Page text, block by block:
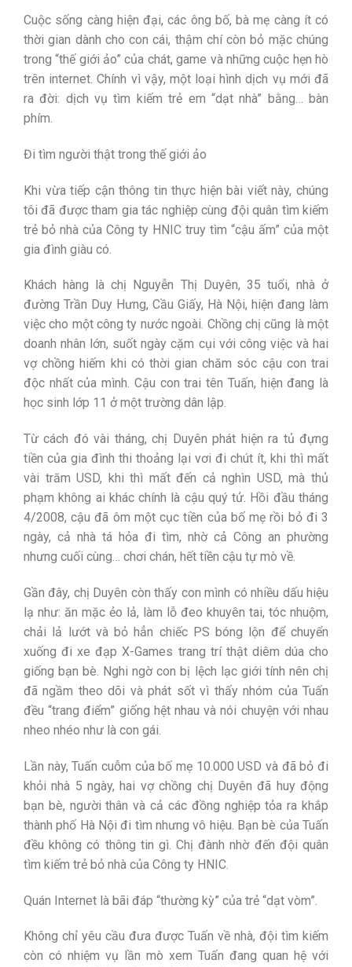
Cuộc sống càng hiện đại, các ông bố, bà mẹ càng ít có
thời gian dành cho con cái, thậm chí còn bỏ mặc chúng
trong “thế giới ảo” của chát, game và những cuộc hẹn hò
trên internet. Chính vì vậy, một loại hình dịch vụ mới đã
ra đời: dịch vụ tìm kiếm trẻ em “dạt nhà” bằng… bàn
phím.
Đi tìm người thật trong thế giới ảo
Khi vừa tiếp cận thông tin thực hiện bài viết này, chúng
tôi đã được tham gia tác nghiệp cùng đội quân tìm kiếm
trẻ bỏ nhà của Công ty HNIC truy tìm “cậu ấm” của một
gia đình giàu có.
Khách hàng là chị Nguyễn Thị Duyên, 35 tuổi, nhà ở
đường Trần Duy Hưng, Cầu Giấy, Hà Nội, hiện đang làm
việc cho một công ty nước ngoài. Chồng chị cũng là một
doanh nhân lớn, suốt ngày cặm cụi với công việc và hai
vợ chồng hiếm khi có thời gian chăm sóc cậu con trai
độc nhất của mình. Cậu con trai tên Tuấn, hiện đang là
học sinh lớp 11 ở một trường dân lập.
Từ cách đó vài tháng, chị Duyên phát hiện ra tủ đựng
tiền của gia đình thi thoảng lại vơi đi chút ít, khi thì mất
vài trăm USD, khi thì mất đến cả nghìn USD, mà thủ
phạm không ai khác chính là cậu quý tử. Hồi đầu tháng
4/2008, cậu đã ôm một cục tiền của bố mẹ rồi bỏ đi 3
ngày, cả nhà tá hỏa đi tìm, nhờ cả Công an phường
nhưng cuối cùng… chơi chán, hết tiền cậu tự mò về.
Gần đây, chị Duyên còn thấy con mình có nhiều dấu hiệu
lạ như: ăn mặc ẻo lả, làm lỗ đeo khuyên tai, tóc nhuộm,
chải lả lướt và bỏ hẳn chiếc PS bóng lộn để chuyển
xuống đi xe đạp X-Games trang trí thật diêm dúa cho
giống bạn bè. Nghi ngờ con bị lệch lạc giới tính nên chị
đã ngầm theo dõi và phát sốt vì thấy nhóm của Tuấn
đều “trang điểm” giống hệt nhau và nói chuyện với nhau
nheo nhéo như là con gái.
Lần này, Tuấn cuỗm của bố mẹ 10.000 USD và đã bỏ đi
khỏi nhà 5 ngày, hai vợ chồng chị Duyên đã huy động
bạn bè, người thân và cả các đồng nghiệp tỏa ra khắp
thành phố Hà Nội đi tìm nhưng vô hiệu. Bạn bè của Tuấn
đều không có thông tin gì. Chị đành nhờ đến đội quân
tìm kiếm trẻ bỏ nhà của Công ty HNIC.
Quán Internet là bãi đáp “thường kỳ” của trẻ “dạt vòm”.
Không chỉ yêu cầu đưa được Tuấn về nhà, đội tìm kiếm
còn có nhiệm vụ lần mò xem Tuấn đang quan hệ với